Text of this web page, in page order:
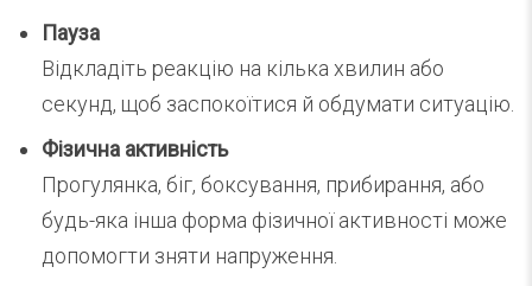
Пауза
Відкладіть реакцію на кілька хвилин або
секунд, щоб заспокоїтися й обдумати ситуацію.
Фізична активність
Прогулянка, біг, боксування, прибирання, або
будь-яка інша форма фізичної активності може
допомогти зняти напруження.